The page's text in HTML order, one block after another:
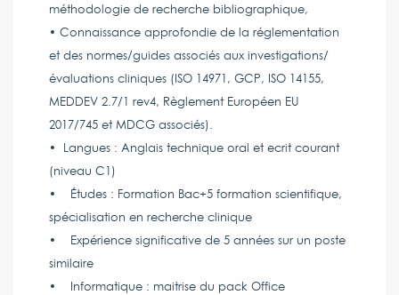
méthodologie de recherche bibliographique,
• Connaissance approfondie de la réglementation
et des normes/guides associés aux investigations/
évaluations cliniques (ISO 14971, GCP, ISO 14155,
MEDDEV 2.7/1 rev4, Règlement Européen EU
2017/745 et MDCG associés).
• Langues : Anglais technique oral et ecrit courant
(niveau C1)
• Études : Formation Bac+5 formation scientifique,
spécialisation en recherche clinique
• Expérience significative de 5 années sur un poste
similaire
• Informatique : maitrise du pack Office